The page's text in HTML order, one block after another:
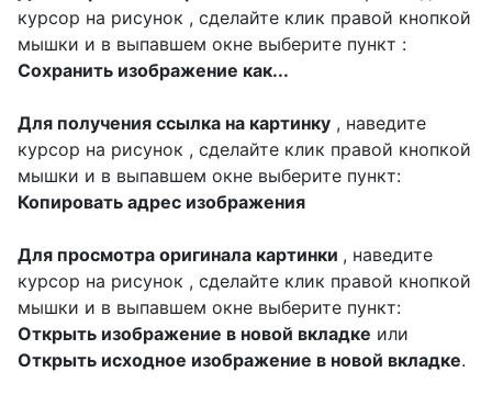
курсор на рисунок , сделайте клик правой кнопкой
мышки и в выпавшем окне выберите пункт :
Сохранить изображение как...
Для получения ссылка на картинку , наведите
курсор на рисунок , сделайте клик правой кнопкой
мышки и в выпавшем окне выберите пункт:
Копировать адрес изображения
Для просмотра оригинала картинки , наведите
курсор на рисунок , сделайте клик правой кнопкой
мышки и в выпавшем окне выберите пункт:
Открыть изображение в новой вкладке или
Открыть исходное изображение в новой вкладке.